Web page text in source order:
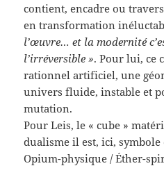
contient, encadre ou
en transformation
l’œuvre… et la modernité
l’irréversible ». Pour lui, ce
rationnel artificiel, une
univers fluide, instable et
mutation.
Pour Leis, le « cube »
dualisme il est, ici,
Opium-physique / Éther-